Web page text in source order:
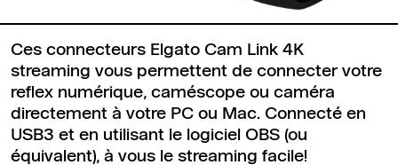
Ces connecteurs Elgato Cam Link 4K
streaming vous permettent de connecter votre
reflex numérique, caméscope ou caméra
directement à votre PC ou Mac. Connecté en
USB3 et en utilisant le logiciel OBS (ou
équivalent), à vous le streaming facile!